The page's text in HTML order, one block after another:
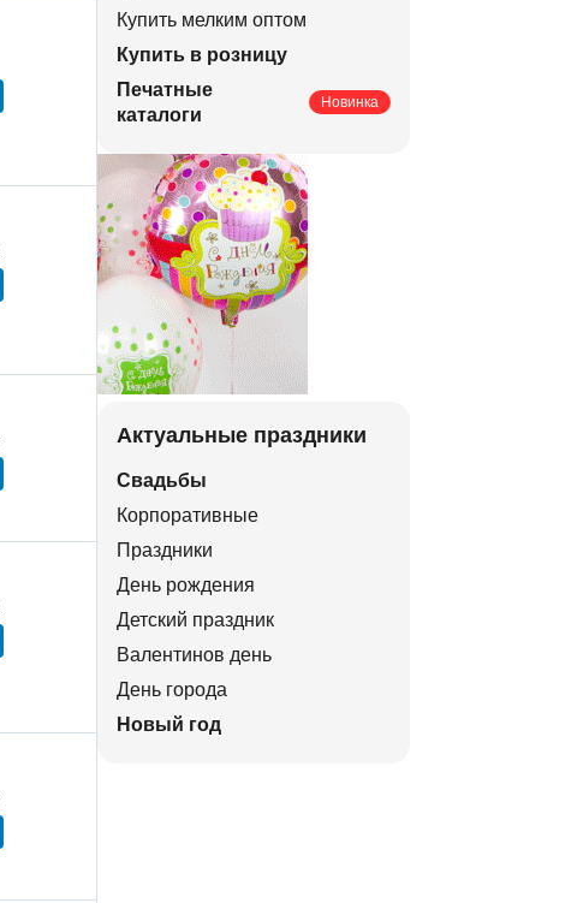
Купить мелким оптом
Купить в розницу
Печатные
каталоги
Новинка
Актуальные праздники
Свадьбы
Корпоративные
Праздники
День рождения
Детский праздник
Валентинов день
День города
Новый год